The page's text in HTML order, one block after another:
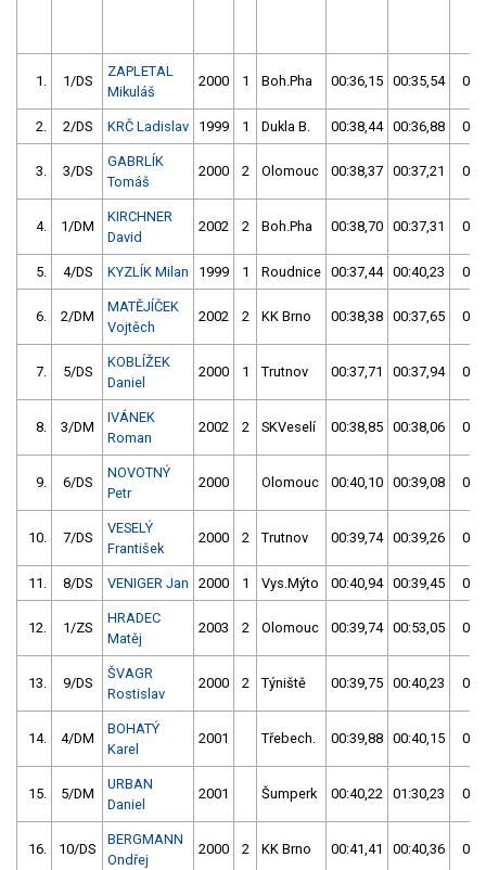
1. 1/DS
ZAPLETAL
Mikuláš
2000 1 Boh.Pha 00:36,15 00:35,54
2. 2/DS KRČ Ladislav 1999 1 Dukla B. 00:38,44 00:36,88
3. 3/DS
GABRLÍK
Tomáš
2000 2 Olomouc 00:38,37 00:37,21
4. 1/DM
KIRCHNER
David
2002 2 Boh.Pha 00:38,70 00:37,31
5. 4/DS KYZLÍK Milan 1999 1 Roudnice 00:37,44 00:40,23
6. 2/DM
MATĚJÍČEK
Vojtěch
2002 2 KK Brno 00:38,38 00:37,65
7. 5/DS
KOBLÍŽEK
Daniel
2000 1 Trutnov 00:37,71 00:37,94
8. 3/DM
IVÁNEK
Roman
2002 2 SKVeselí 00:38,85 00:38,06
9. 6/DS
NOVOTNÝ
Petr
2000 Olomouc 00:40,10 00:39,08
10. 7/DS
VESELÝ
František
2000 2 Trutnov 00:39,74 00:39,26
11. 8/DS VENIGER Jan 2000 1 Vys.Mýto 00:40,94 00:39,45
12. 1/ZS
HRADEC
Matěj
2003 2 Olomouc 00:39,74 00:53,05
13. 9/DS
ŠVAGR
Rostislav
2000 2 Týniště 00:39,75 00:40,23
14. 4/DM
BOHATÝ
Karel
2001 Třebech. 00:39,88 00:40,15
15. 5/DM
URBAN
Daniel
2001 Šumperk 00:40,22 01:30,23
16. 10/DS
BERGMANN
Ondřej
2000 2 KK Brno 00:41,41 00:40,36